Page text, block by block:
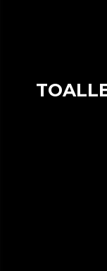
TOALLERO ELÉCTRICO DE